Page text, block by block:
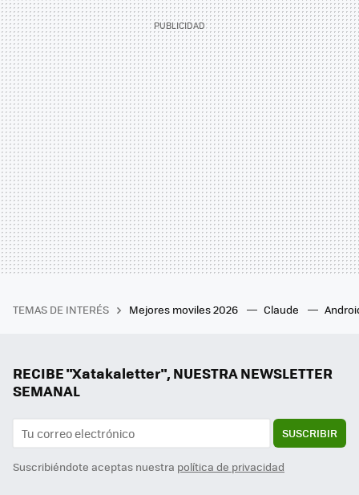
TEMAS DE INTERÉS Mejores moviles 2026 Claude
RECIBE "Xatakaletter", NUESTRA NEWSLETTER
SEMANAL
SUSCRIBIR
Suscribiéndote aceptas nuestra política de privacidad